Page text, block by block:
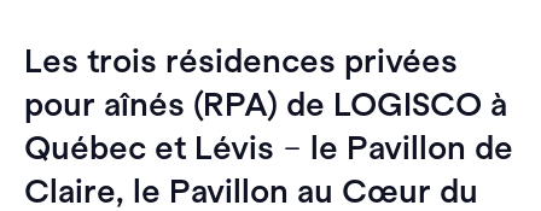
Les trois résidences privées
pour aînés (RPA) de LOGISCO à
Québec et Lévis – le Pavillon de
Claire, le Pavillon au Cœur du